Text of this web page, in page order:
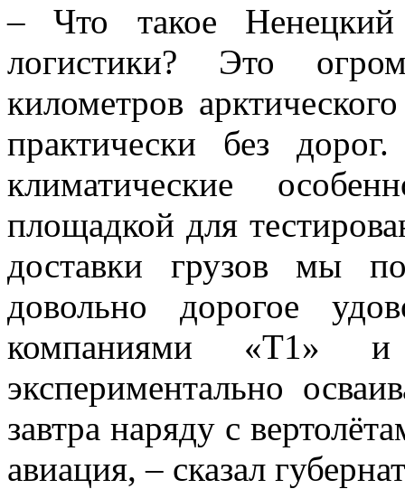
– Что такое
логистики? Это
километров
практически без
климатические
площадкой для
доставки грузов мы
довольно дорогое
компаниями «Т1»
экспериментально
завтра наряду с
авиация, – сказал